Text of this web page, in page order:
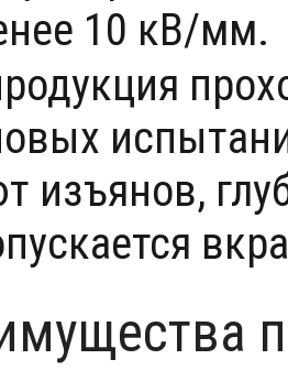
10 кВ/мм.
изъянов,